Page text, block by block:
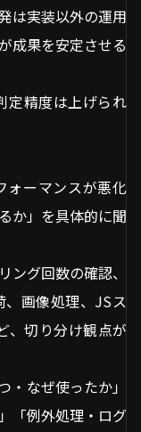
は実装以外の運用
成果を安定させる
定精度は上げられ
ォーマンスが悪化
か」を具体的に聞
ング回数の確認、
画像処理、JSス
、切り分け観点が
・なぜ使ったか」
「例外処理・ログ